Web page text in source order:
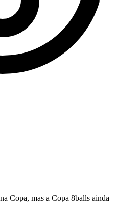
Copa, mas a Copa 8balls ainda